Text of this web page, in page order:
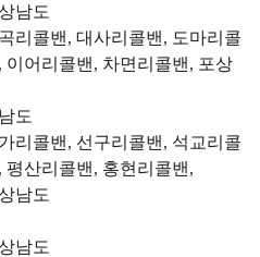
남도
리콜밴, 대사리콜밴, 도마리콜
어리콜밴, 차면리콜밴, 포상
도
리콜밴, 선구리콜밴, 석교리콜
산리콜밴, 홍현리콜밴,
남도
남도